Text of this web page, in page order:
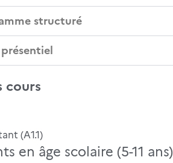
structuré
cours
(A1.1)
en âge scolaire (5-11 ans)